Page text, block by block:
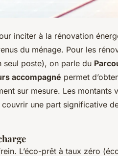
inciter à la rénovation
du ménage. Pour les
seul poste), on parle du
accompagné permet
sur mesure. Les montants
une part significative
L’éco-prêt à taux zéro